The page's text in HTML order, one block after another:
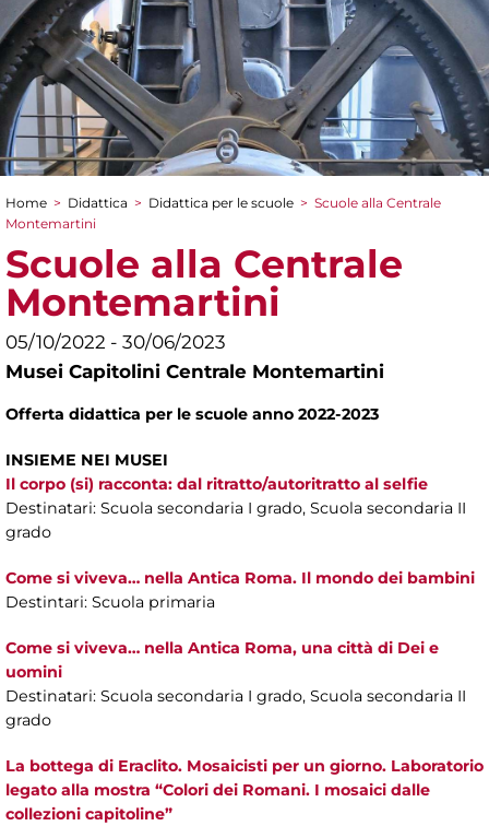
Tu sei qui
Home > Didattica > Didattica per le scuole > Scuole alla Centrale
Montemartini
Scuole alla Centrale
Montemartini
05/10/2022 - 30/06/2023
Musei Capitolini Centrale Montemartini
Offerta didattica per le scuole anno 2022-2023
INSIEME NEI MUSEI
Il corpo (si) racconta: dal ritratto/autoritratto al selfie
Destinatari: Scuola secondaria I grado, Scuola secondaria II
grado
Come si viveva… nella Antica Roma. Il mondo dei bambini
Destintari: Scuola primaria
Come si viveva… nella Antica Roma, una città di Dei e
uomini
Destinatari: Scuola secondaria I grado, Scuola secondaria II
grado
La bottega di Eraclito. Mosaicisti per un giorno. Laboratorio
legato alla mostra “Colori dei Romani. I mosaici dalle
collezioni capitoline”